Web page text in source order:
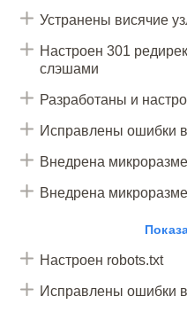
Устранены висячие
Настроен 301
слэшами
Разработаны и
Исправлены ошибки
Внедрена
Внедрена
Внедрена
Добавлен рейтинг к
отзыв”
Внедрена
Настроен robots.txt
Исправлены ошибки